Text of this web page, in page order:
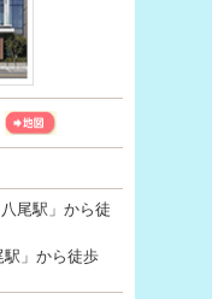
尾駅」から徒
駅」から徒歩